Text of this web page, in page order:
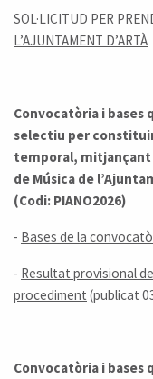
SOL·LICITUD PER
L’AJUNTAMENT D’ARTÀ
Convocatòria i bases
selectiu per
temporal, mitjançant
de Música de
(Codi: PIANO2026)
- Bases de la
- Resultat provisional
procediment (publicat
Convocatòria i bases